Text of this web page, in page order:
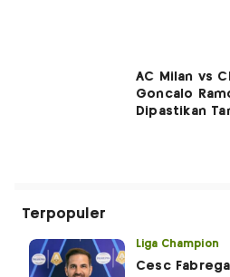
AC Milan vs
Goncalo
Dipastikan
Terpopuler
Liga Champion
Cesc